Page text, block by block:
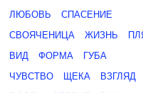
ЛЮБОВЬ
СПАСЕНИЕ
СВОЯЧЕНИЦА
ЖИЗНЬ
ВИД
ФОРМА
ГУБА
ЧУВСТВО
ЩЕКА
ВЗГЛЯД